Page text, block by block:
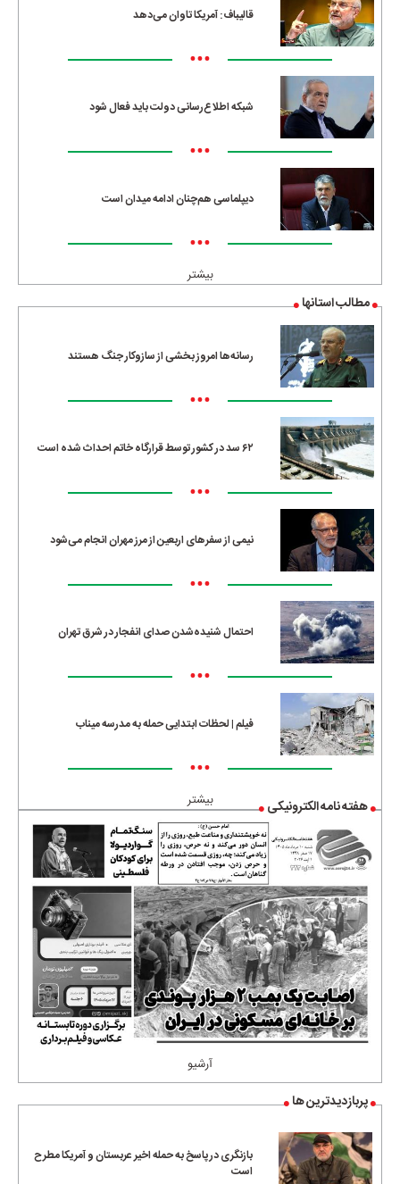
قالیباف: آمریکا تاوان می‌دهد
•••
شبکه اطلاع‌رسانی دولت باید فعال شود
•••
دیپلماسی هم‌چنان ادامه میدان است
•••
بیشتر
مطالب استانها
رسانه‌ها امروز بخشی از سازوکار جنگ هستند
•••
۶۲ سد در کشور توسط قرارگاه خاتم احداث شده است
•••
نیمی از سفرهای اربعین از مرز مهران انجام می‌شود
•••
احتمال شنیده‌شدن صدای انفجار در شرق تهران
•••
فیلم | لحظات ابتدایی حمله به مدرسه میناب
•••
بیشتر هفته نامه الکترونیکی
آرشیو
پربازدیدترین ها
بازنگری در پاسخ به حمله اخیر عربستان و آمریکا مطرح
است